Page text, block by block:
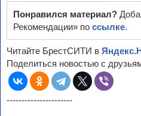
Понравился материал?
Рекомендации» по ссылке.
Читайте БрестСИТИ в
Поделиться новостью с
----------------------